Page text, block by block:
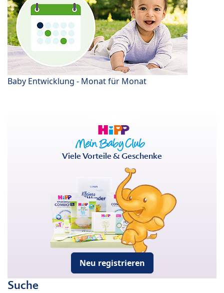
Baby Entwicklung - Monat für Monat
Viele Vorteile & Geschenke
Neu registrieren
Suche